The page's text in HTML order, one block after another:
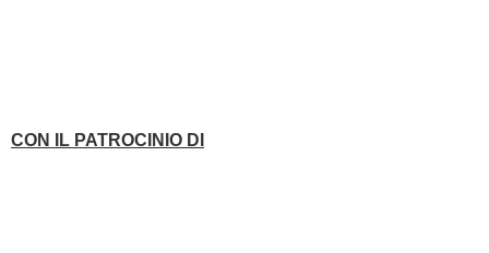
CON IL PATROCINIO DI